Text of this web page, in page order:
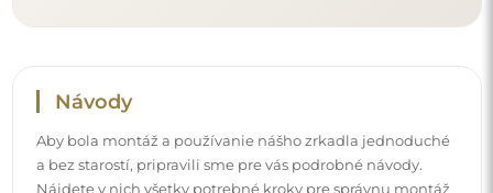
Buďte v obraze o našich novinkách, inšpiráciách a
akciách, objavte interiérové trendy a nájdite nápady na
krásne interiéry. Pridajte sa do našej komunity a zistite,
čo si pre vás špeciálne pripravujeme!